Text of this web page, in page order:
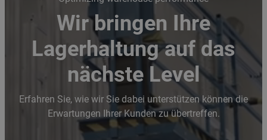
Wir bringen Ihre
Lagerhaltung auf das
nächste Level
Erfahren Sie, wie wir Sie dabei unterstützen können die
Erwartungen Ihrer Kunden zu übertreffen.